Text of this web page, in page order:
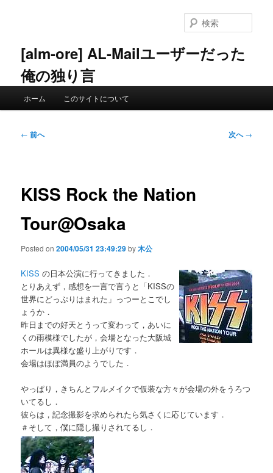
ン
へ
[alm-ore] AL-Mailユーザーだった
俺の独り言
索
ホーム このサイトについて
投
ー
ョ
← 前へ 次へ→
KISS Rock the Nation
Tour@Osaka
Posted on2004/05/31 23:49:29by木公
KISS の日本公演に行ってきました．
とりあえず，感想を一言で言うと「KISSの
世界にどっぷりはまれた」っつーとこでし
ょうか．
昨日までの好天とうって変わって，あいに
くの雨模様でしたが，会場となった大阪城
ホールは異様な盛り上がりです．
会場はほぼ満員のようでした．
やっぱり，きちんとフルメイクで仮装な方々が会場の外をうろつ
いてるし．
彼らは，記念撮影を求められたら気さくに応じています．
＃そして，僕に隠し撮りされてるし．